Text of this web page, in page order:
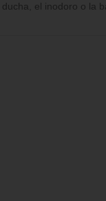
ducha, el inodoro o la